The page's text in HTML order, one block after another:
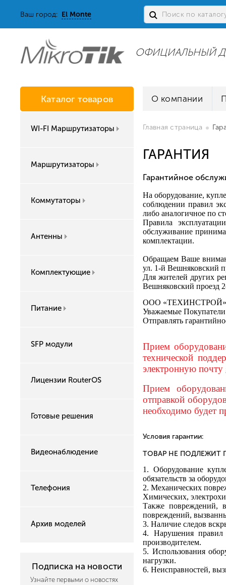
Ваш город: El Monte
ОФИЦИАЛЬНЫЙ
Каталог товаров
WI-FI Маршрутизаторы
Маршрутизаторы
Коммутаторы
Антенны
Комплектующие
Питание
SFP модули
Лицензии RouterOS
Готовые решения
Видеонаблюдение
Телефония
Архив моделей
Подписка на новости
Узнайте первыми о новостях
О компании
Главная страница
ГАРАНТИЯ
Гарантийное
На оборудование,
соблюдении правил
либо аналогичное по
Правила
обслуживание
комплектации.
Обращаем Ваше
ул. 1-й Вешняковский
Для жителей других
Вешняковский проезд
ООО «ТЕХИНСТРОЙ»,
Уважаемые
Отправлять
Прием
технической
электронную почту
Прием
отправкой
необходимо будет
Условия гарантии:
ТОВАР НЕ ПОДЛЕЖИТ
1. Оборудование
обязательств за
2. Механических
Химических,
Также повреждений,
повреждений,
3. Наличие следов
4. Нарушения правил
производителем.
5. Использования
нагрузки.
6. Неисправностей,